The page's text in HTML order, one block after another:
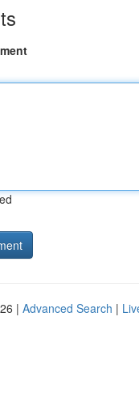
| Advanced Search |